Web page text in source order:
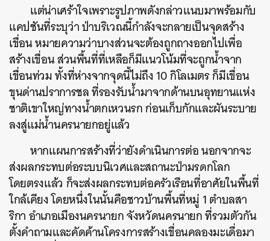
แต่น่าเศร้าใจเพราะรูปภาพดังกล่าวแนบมาพร้อมกับ
แคปชันที่ระบุว่า ป่าบริเวณนี้กำลังจะกลายเป็นจุดสร้าง
เขื่อน หมายความว่าบางส่วนจะต้องถูกถางออกไปเพื่อ
สร้างเขื่อน ส่วนพื้นที่ที่เหลือก็มีแนวโน้มที่จะถูกน้ำจาก
เขื่อนท่วม ทั้งที่ห่างจากจุดนี้ไม่ถึง 10 กิโลเมตร ก็มีเขื่อน
ขุนด่านปราการชล ที่รองรับน้ำมาจากด้านบนอุทยานแห่ง
ชาติเขาใหญ่ทางน้ำตกเหวนรก ก่อนเก็บกักและผันระบาย
ลงสู่แม่น้ำนครนายกอยู่แล้ว
หากแผนการสร้างที่ว่ายังดำเนินการต่อ นอกจากจะ
ส่งผลกระทบต่อระบบนิเวศและสถานะป่ามรดกโลก
โดยตรงแล้ว ก็จะส่งผลกระทบต่อครัวเรือนที่อาศัยในพื้นที่
ใกล้เคียง โดยหนึ่งในนั้นคือชาวบ้านพื้นที่หมู่ 1 ตำบลสา
ริกา อำเภอเมืองนครนายก จังหวัดนครนายก ที่รวมตัวกัน
ตั้งคำถามและคัดค้านโครงการสร้างเขื่อนคลองมะเดื่อมา